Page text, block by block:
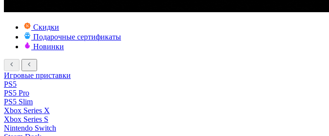
Скидки
Подарочные сертификаты
Новинки
Игровые приставки
PS5
PS5 Pro
PS5 Slim
Xbox Series X
Xbox Series S
Nintendo Switch